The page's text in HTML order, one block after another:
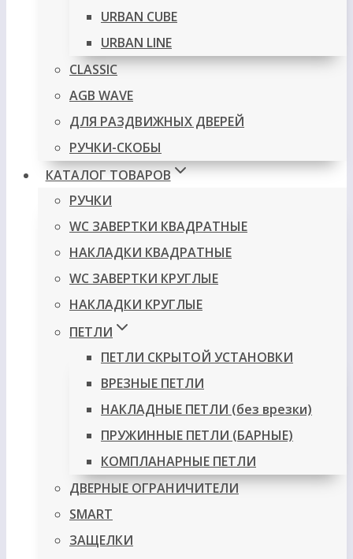
URBAN CUBE
URBAN LINE
CLASSIC
AGB WAVE
ДЛЯ РАЗДВИЖНЫХ ДВЕРЕЙ
РУЧКИ-СКОБЫ
КАТАЛОГ ТОВАРОВ
РУЧКИ
WC ЗАВЕРТКИ КВАДРАТНЫЕ
НАКЛАДКИ КВАДРАТНЫЕ
WC ЗАВЕРТКИ КРУГЛЫЕ
НАКЛАДКИ КРУГЛЫЕ
ПЕТЛИ
ПЕТЛИ СКРЫТОЙ УСТАНОВКИ
ВРЕЗНЫЕ ПЕТЛИ
НАКЛАДНЫЕ ПЕТЛИ (без врезки)
ПРУЖИННЫЕ ПЕТЛИ (БАРНЫЕ)
КОМПЛАНАРНЫЕ ПЕТЛИ
ДВЕРНЫЕ ОГРАНИЧИТЕЛИ
SMART
ЗАЩЕЛКИ